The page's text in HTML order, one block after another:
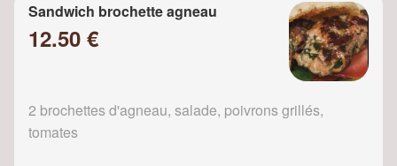
Sandwich brochette agneau
12.50 €
2 brochettes d'agneau, salade, poivrons grillés,
tomates